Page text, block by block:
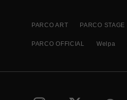
PARCO ART PARCO STAGE
PARCO OFFICIAL Welpa